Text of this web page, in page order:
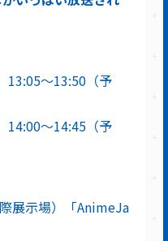
13:05～13:50（予
14:00～14:45（予
展示場）「AnimeJa